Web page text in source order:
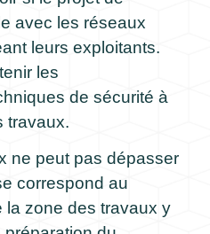
avec les réseaux
leurs exploitants.
les
de sécurité à
travaux.
ne peut pas dépasser
correspond au
la zone des travaux y